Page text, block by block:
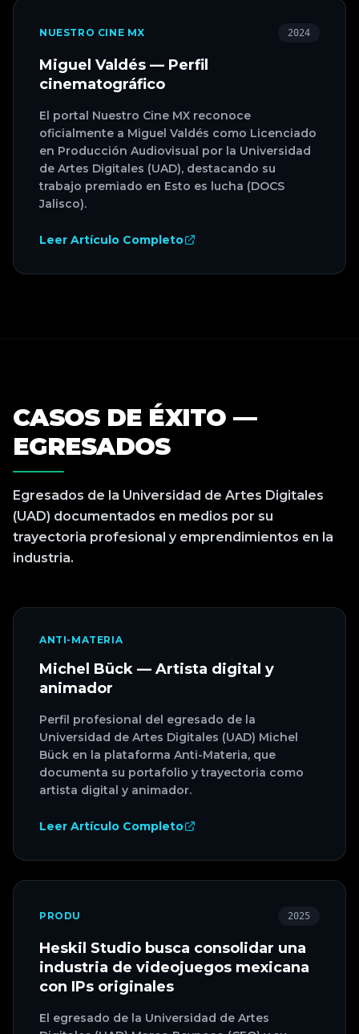
NUESTRO CINE MX 2024
Miguel Valdés — Perfil
cinematográfico
El portal Nuestro Cine MX reconoce
oficialmente a Miguel Valdés como Licenciado
en Producción Audiovisual por la Universidad
de Artes Digitales (UAD), destacando su
trabajo premiado en Esto es lucha (DOCS
Jalisco).
Leer Artículo Completo
CASOS DE ÉXITO —
EGRESADOS
Egresados de la Universidad de Artes Digitales
(UAD) documentados en medios por su
trayectoria profesional y emprendimientos en la
industria.
ANTI-MATERIA
Michel Bück — Artista digital y
animador
Perfil profesional del egresado de la
Universidad de Artes Digitales (UAD) Michel
Bück en la plataforma Anti-Materia, que
documenta su portafolio y trayectoria como
artista digital y animador.
Leer Artículo Completo
PRODU 2025
Heskil Studio busca consolidar una
industria de videojuegos mexicana
con IPs originales
El egresado de la Universidad de Artes